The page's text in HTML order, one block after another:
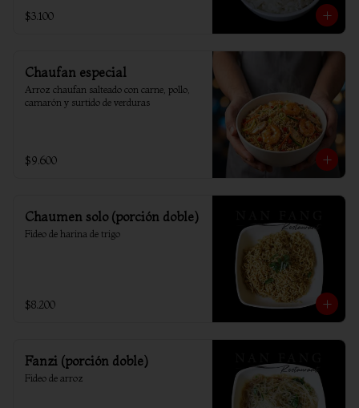
$3.100
Chaufan especial
Arroz chaufan salteado con carne, pollo,
camarón y surtido de verduras
$9.600
Chaumen solo (porción doble)
Fideo de harina de trigo
$8.200
Fanzi (porción doble)
Fideo de arroz